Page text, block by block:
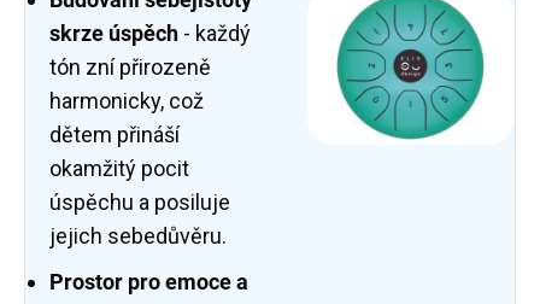
skrze úspěch - každý
tón zní přirozeně
harmonicky, což
dětem přináší
okamžitý pocit
úspěchu a posiluje
jejich sebedůvěru.
Prostor pro emoce a